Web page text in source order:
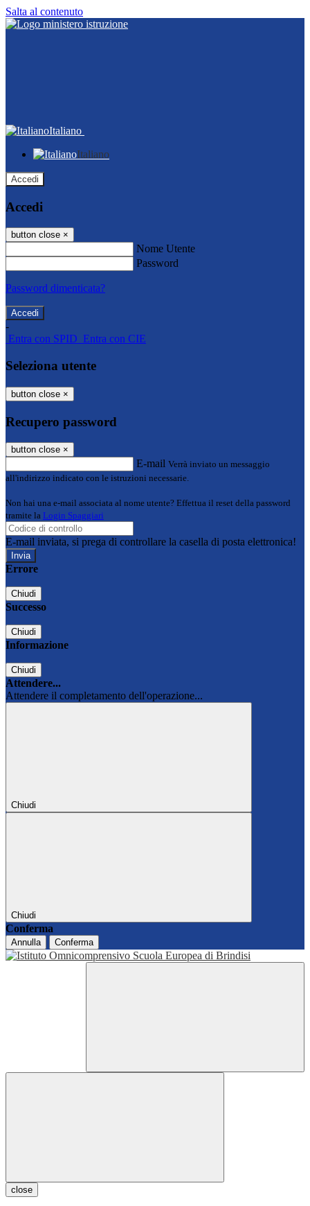
Salta al contenuto
Italiano
Italiano
Accedi
Accedi
button close ×
Nome Utente
Password
Password dimenticata?
-
Entra con SPID Entra con CIE
Seleziona utente
button close ×
Recupero password
button close ×
E-mail Verrà inviato un messaggio
all'indirizzo indicato con le istruzioni necessarie.
Non hai una e-mail associata al nome utente? Effettua il reset della password
tramite la Login Spaggiari
E-mail inviata, si prega di controllare la casella di posta elettronica!
Errore
Chiudi
Successo
Chiudi
Informazione
Chiudi
Attendere...
Attendere il completamento dell'operazione...
Chiudi
Chiudi
Conferma
Annulla Conferma
close